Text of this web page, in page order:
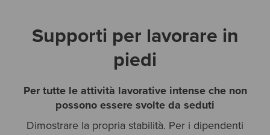
Supporti per lavorare in
piedi
Per tutte le attività lavorative intense che non
possono essere svolte da seduti
Dimostrare la propria stabilità. Per i dipendenti